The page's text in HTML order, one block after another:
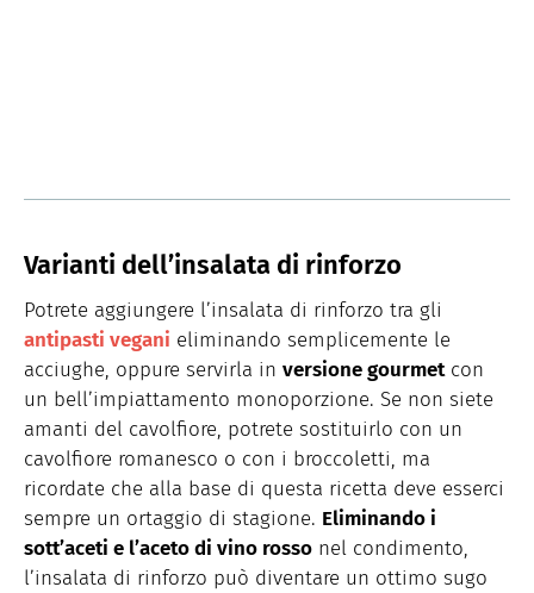
Varianti dell’insalata di rinforzo
Potrete aggiungere l’insalata di rinforzo tra gli
antipasti vegani eliminando semplicemente le
acciughe, oppure servirla in versione gourmetcon
un bell’impiattamento monoporzione. Se non siete
amanti del cavolfiore, potrete sostituirlo con un
cavolfiore romanesco o con i broccoletti, ma
ricordate che alla base di questa ricetta deve esserci
sempre un ortaggio di stagione. Eliminando i
sott’aceti e l’aceto di vino rosso nel condimento,
l’insalata di rinforzo può diventare un ottimo sugo